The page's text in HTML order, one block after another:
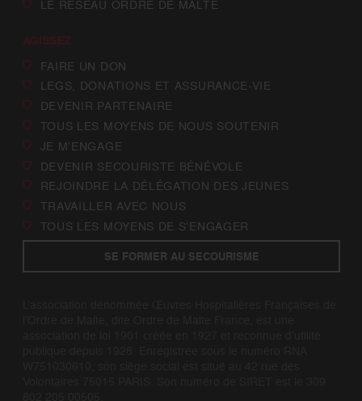
LE RÉSEAU ORDRE DE MALTE
AGISSEZ
FAIRE UN DON
LEGS, DONATIONS ET ASSURANCE-VIE
DEVENIR PARTENAIRE
TOUS LES MOYENS DE NOUS SOUTENIR
JE M’ENGAGE
DEVENIR SECOURISTE BÉNÉVOLE
REJOINDRE LA DÉLÉGATION DES JEUNES
TRAVAILLER AVEC NOUS
TOUS LES MOYENS DE S’ENGAGER
SE FORMER AU SECOURISME